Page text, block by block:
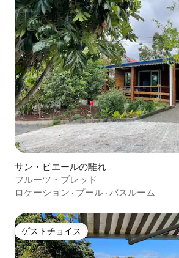
サン・ピエールの離れ
フルーツ・ブレッド
ロケーション · プール · バスルーム
ゲストチョイス
ゲストチョイス